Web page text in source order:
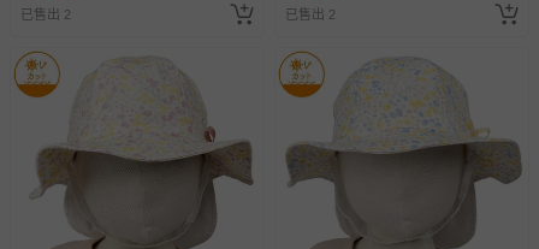
已售出 2 已售出 2